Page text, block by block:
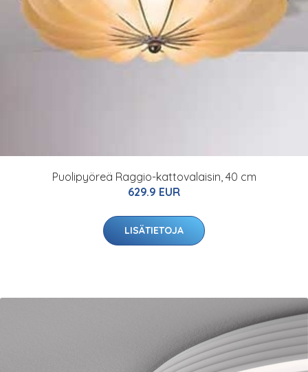
Puolipyöreä Raggio-kattovalaisin, 40 cm
629.9 EUR
LISÄTIETOJA